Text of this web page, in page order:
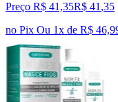
Preço R$ 41,35R$ 41 ,35
no Pix Ou 1x de R$